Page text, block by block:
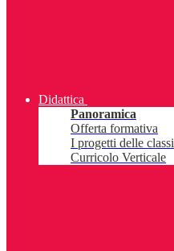
Didattica
Panoramica
Offerta formativa
I progetti delle classi
Curricolo Verticale